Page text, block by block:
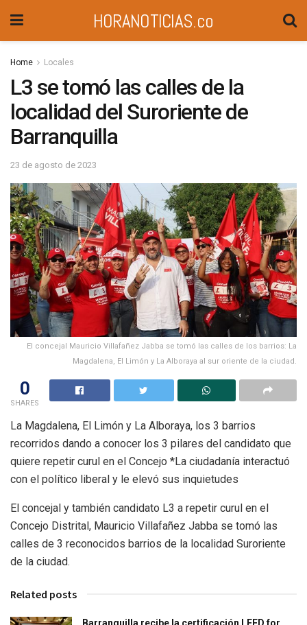
HORANOTICIAS.co
Home Locales
L3 se tomó las calles de la
localidad del Suroriente de
Barranquilla
23 de agosto de 2023
El concejal Mauricio Villafañez Jabba se tomó las calles de los barrios: La
Magdalena, El Limón y La Alboraya al sur oriente de la ciudad.
0
SHARES
La Magdalena, El Limón y La Alboraya, los 3 barrios
recorridos dando a conocer los 3 pilares del candidato que
quiere repetir curul en el Concejo *La ciudadanía interactuó
con el político liberal y le elevó sus inquietudes
El concejal y también candidato L3 a repetir curul en el
Concejo Distrital, Mauricio Villafañez Jabba se tomó las
calles de 3 reconocidos barrios de la localidad Suroriente
de la ciudad.
Related posts
Barranquilla recibe la certificación LEED for